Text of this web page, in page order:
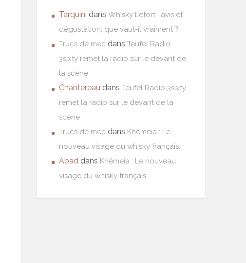
Tarquini dans Whisky Lefort : avis et
dégustation, que vaut-il vraiment ?
Trucs de mec dans Teufel Radio
3sixty remet la radio sur le devant de
la scène
Chantereau dans Teufel Radio 3sixty
remet la radio sur le devant de la
scène
Trucs de mec dans Khêmeia : Le
nouveau visage du whisky français.
Abad dans Khêmeia : Le nouveau
visage du whisky français.